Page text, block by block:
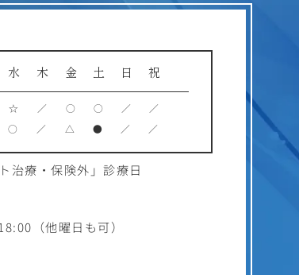
水 木 金 土 日 祝
☆ ／ ○ ○ ／ ／
○ ／ △ ● ／ ／
治療・保険外」診療日
（他曜日も可）